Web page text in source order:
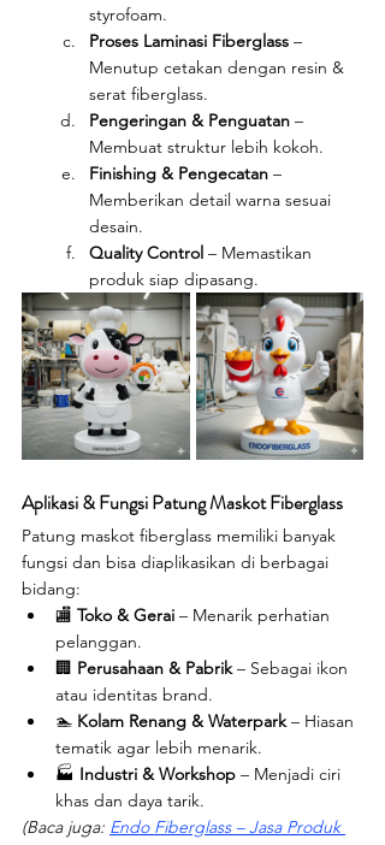
styrofoam.
Proses Laminasi Fiberglass –
Menutup cetakan dengan resin &
serat fiberglass.
Pengeringan & Penguatan –
Membuat struktur lebih kokoh.
Finishing & Pengecatan –
Memberikan detail warna sesuai
desain.
Quality Control – Memastikan
produk siap dipasang.
Aplikasi & Fungsi Patung Maskot Fiberglass
Patung maskot fiberglass memiliki banyak
fungsi dan bisa diaplikasikan di berbagai
bidang:
🏬 Toko & Gerai – Menarik perhatian
pelanggan.
🏢 Perusahaan & Pabrik – Sebagai ikon
atau identitas brand.
🏊 Kolam Renang & Waterpark – Hiasan
tematik agar lebih menarik.
🏭 Industri & Workshop – Menjadi ciri
khas dan daya tarik.
(Baca juga: Endo Fiberglass – Jasa Produk